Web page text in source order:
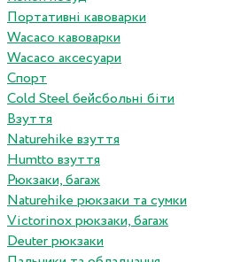
Портативні кавоварки
Wacaco кавоварки
Wacaco аксесуари
Спорт
Cold Steel бейсбольні біти
Взуття
Naturehike взуття
Humtto взуття
Рюкзаки, багаж
Naturehike рюкзаки та сумки
Victorinox рюкзаки, багаж
Deuter рюкзаки